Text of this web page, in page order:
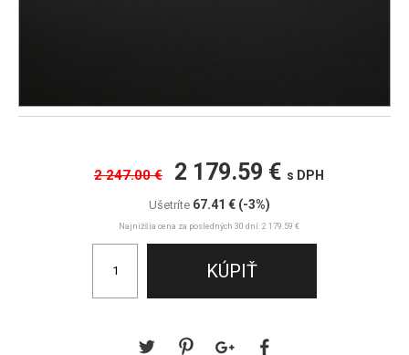
2 247.00 € 2 179.59 € s DPH
Ušetríte 67.41 € (-3%)
Najnižšia cena za posledných 30 dní: 2 179.59 €